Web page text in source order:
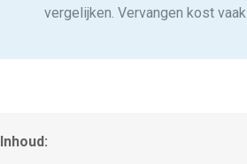
vergelijken. Vervangen kost vaak
Inhoud: